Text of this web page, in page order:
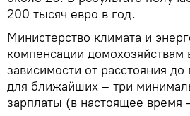
200 тысяч евро в год.
Министерство климата и
компенсации домохозяйствам
зависимости от расстояния
для ближайших – три
зарплаты (в настоящее время